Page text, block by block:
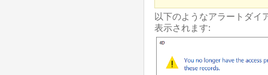
以下のようなアラートダイ
表示されます: